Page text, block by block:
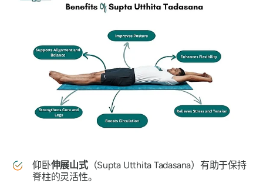
仰卧伸展山式（Supta Utthita Tadasana） 有助于保持
脊柱的灵活性。